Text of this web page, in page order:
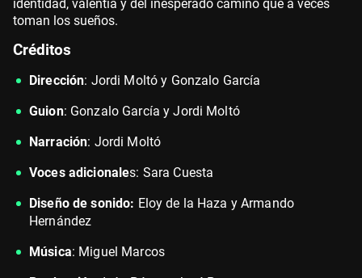
identidad, valentía y del inesperado camino que a veces
toman los sueños.
Créditos
Dirección: Jordi Moltó y Gonzalo García
Guion: Gonzalo García y Jordi Moltó
Narración: Jordi Moltó
Voces adicionales: Sara Cuesta
Diseño de sonido: Eloy de la Haza y Armando
Hernández
Música: Miguel Marcos